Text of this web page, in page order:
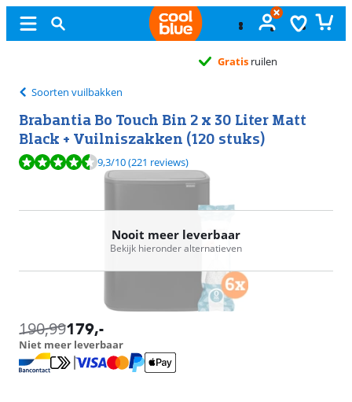
ruilen
Soorten vuilbakken
Brabantia Bo Touch Bin 2 x 30 Liter Matt
Black + Vuilniszakken (120 stuks)
Beoordeling is 9,3 van de 10, gebaseerd op 221 reviews.
9,3/10(221 reviews)
Nooit meer leverbaar
Bekijk hieronder alternatieven
190,99179,-
Niet meer leverbaar